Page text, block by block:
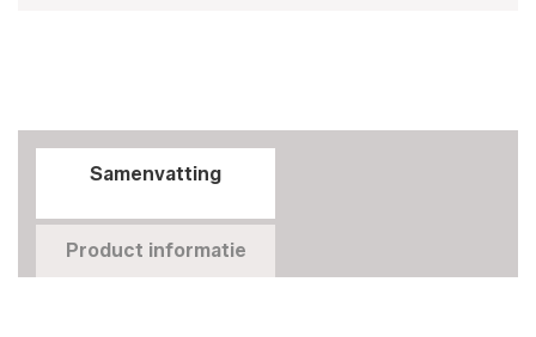
Samenvatting
Product informatie